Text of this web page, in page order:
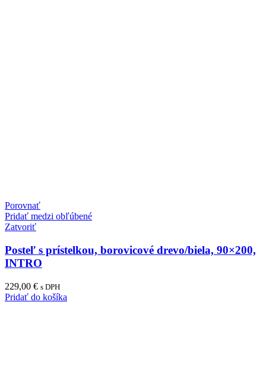
Porovnať
Pridať medzi obľúbené
Zatvoriť
Posteľ s prístelkou, borovicové drevo/biela, 90×200,
INTRO
229,00 € s DPH
Pridať do košíka